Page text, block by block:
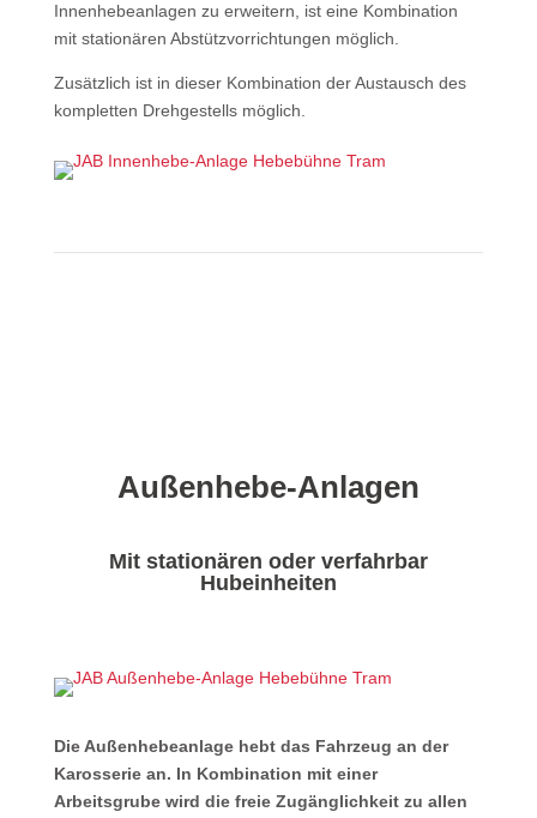
Innenhebeanlagen zu erweitern, ist eine Kombination
mit stationären Abstütz­vorrichtungen möglich.
Zusätzlich ist in dieser Kombination der Austausch des
kompletten Drehgestells möglich.
Außenhebe-Anlagen
Mit stationären oder verfahrbar
Hubeinheiten
Die Außenhebeanlage hebt das Fahrzeug an der
Karosserie an. In Kombination mit einer
Arbeitsgrube wird die freie Zugänglichkeit zu allen